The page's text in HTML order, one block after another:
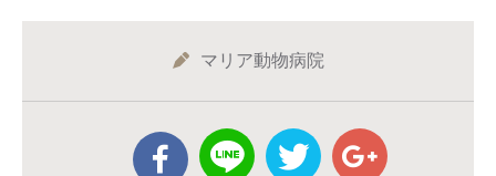
マリア動物病院